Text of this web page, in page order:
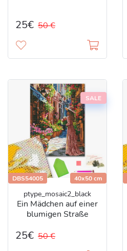
25€ 50 €
SALE
DBS54005 40x50 cm
ptype_mosaic2_black
Ein Mädchen auf einer
blumigen Straße
25€ 50 €